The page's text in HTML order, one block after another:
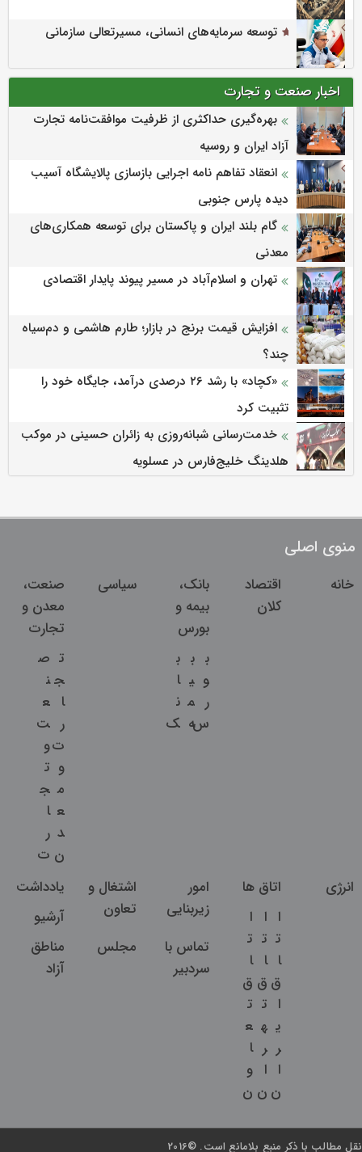
توسعه سرمایه‌های انسانی، مسیرتعالی سازمانی
اخبار صنعت و تجارت
بهره‌گیری حداکثری از ظرفیت موافقت‌نامه تجارت
آزاد ایران و روسیه
انعقاد تفاهم نامه اجرایی بازسازی پالایشگاه آسیب
دیده پارس جنوبی
گام بلند ایران و پاکستان برای توسعه همکاری‌های
معدنی
تهران و اسلام‌آباد در مسیر پیوند پایدار اقتصادی
افزایش قیمت برنج در بازار؛ طارم هاشمی و دم‌سیاه
چند؟
«کچاد» با رشد ۲۶ درصدی درآمد، جایگاه خود را
تثبیت کرد
خدمت‌رسانی شبانه‌روزی به زائران حسینی در موکب
هلدینگ خلیج‌فارس در عسلویه
منوی اصلی
خانه
اقتصاد
کلان
بانک،
بیمه و
بورس
ب
و
ر
س
ب
ی
م
ه
ب
ا
ن
ک
سیاسی
صنعت،
معدن و
تجارت
ت
ج
ا
ر
ت
و
م
ع
د
ن
ص
ن
ع
ت
و
ت
ج
ا
ر
ت
انرژی
اتاق ها
ا
ت
ا
ق
ا
ی
ر
ا
ن
ا
ت
ا
ق
ت
ه
ر
ا
ن
ا
ت
ا
ق
ت
ع
ا
و
ن
امور
زیربنایی
اشتغال و
تعاون
یادداشت
آرشیو
تماس با
سردبیر
مجلس
مناطق
آزاد
نقل مطالب با ذکر منبع بلامانع است. ©2016